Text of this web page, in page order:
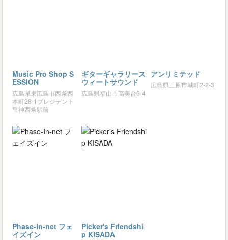
Music Pro Shop S
ESSION
広島県東広島市西条西
本町28-1プレジデント
皇神西条駅前
ギターギャラリース
ウィートサウンド
広島県福山市高美台6-4
アンリミテッド
広島県三原市城町2-2-3
Phase-In-net フェ
イズイン
Picker's Friendshi
p KISADA